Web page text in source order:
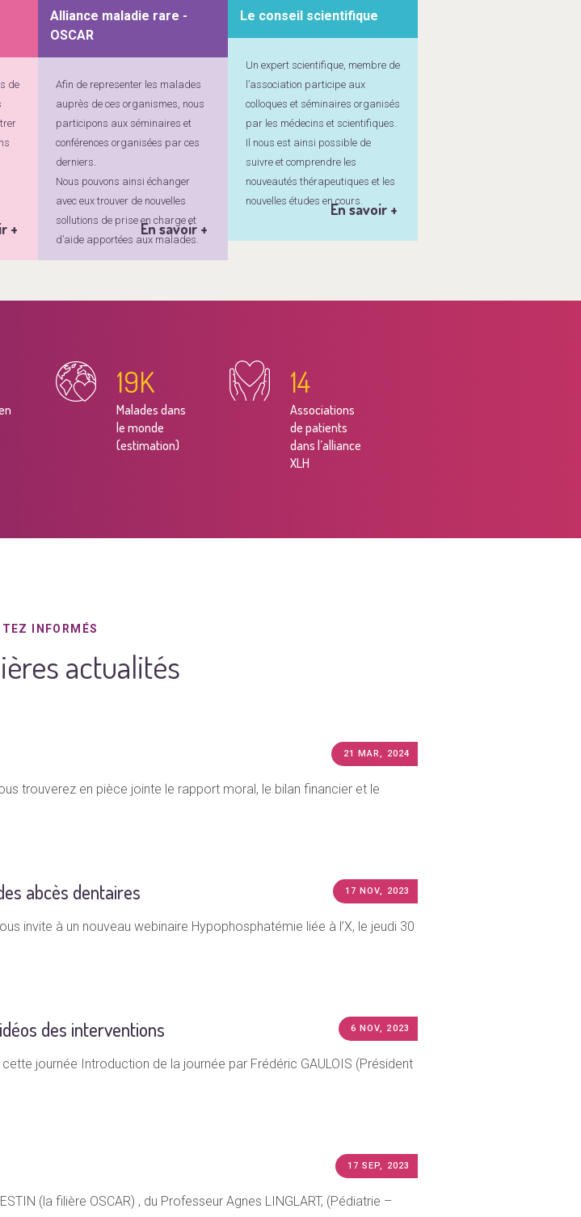
de
+
Alliance maladie rare -
OSCAR
Afin de representer les malades
auprès de ces organismes, nous
participons aux séminaires et
conférences organisées par ces
derniers.
Nous pouvons ainsi échanger
avec eux trouver de nouvelles
sollutions de prise en charge et
d’aide apportées aux malades.
En savoir +
Le conseil scientifique
Un expert scientifique, membre de
l’association participe aux
colloques et séminaires organisés
par les médecins et scientifiques.
Il nous est ainsi possible de
suivre et comprendre les
nouveautés thérapeutiques et les
nouvelles études en cours.En savoir +
20K
Malades dans
le monde
(estimation)
22
Associations
de patients
dans l’alliance
XLH
INFORMÉS
actualités
21 MAR, 2024
trouverez en pièce jointe le rapport moral, le bilan financier et le
17 NOV, 2023
abcès dentaires
invite à un nouveau webinaire Hypophosphatémie liée à l’X, le jeudi 30
6 NOV, 2023
des interventions
journée Introduction de la journée par Frédéric GAULOIS (Président
17 SEP, 2023
(la filière OSCAR) , du Professeur Agnes LINGLART, (Pédiatrie –